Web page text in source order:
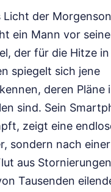
der
ein Mann vor
der für die Hitze in
spiegelt sich jene
deren Pläne
sind. Sein
zeigt eine
sondern nach einer
aus
Tausenden